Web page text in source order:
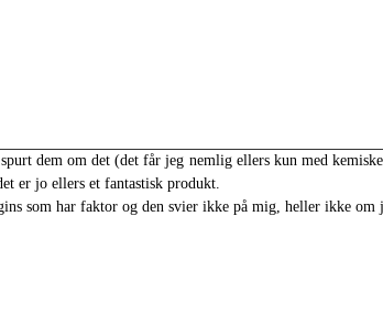
dem om det (det får jeg nemlig ellers kun med
er jo ellers et fantastisk produkt.
som har faktor og den svier ikke på mig, heller ikke